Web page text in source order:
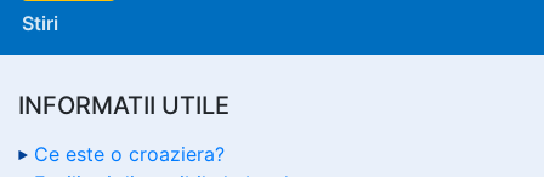
Stiri
INFORMATII UTILE
Ce este o croaziera?